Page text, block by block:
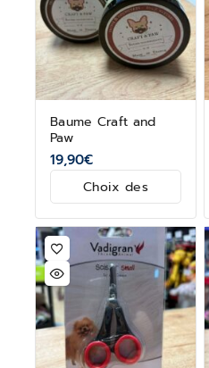
Baume Craft and
Paw
19,90€
Choix des